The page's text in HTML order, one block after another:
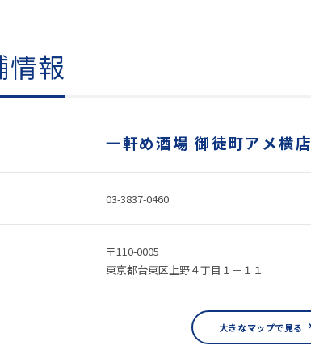
情報
一軒め酒場 御徒町アメ横店
03-3837-0460
〒110-0005
東京都台東区上野４丁目１－１１
大きなマップで見る